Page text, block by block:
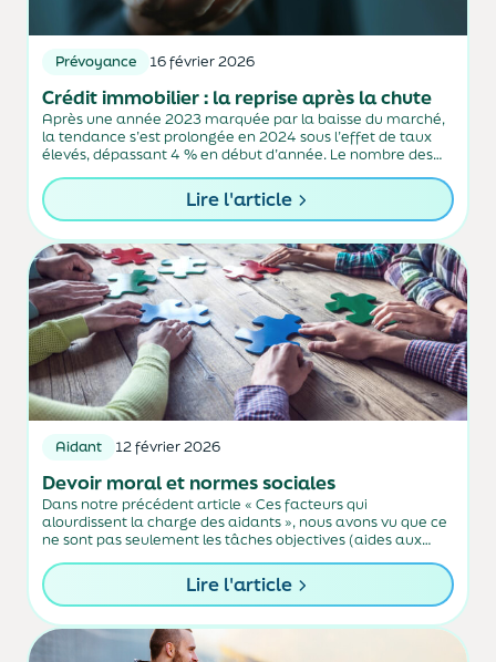
Prévoyance 16 février 2026
Crédit immobilier : la reprise après la chute
Après une année 2023 marquée par la baisse du marché,
la tendance s’est prolongée en 2024 sous l’effet de taux
élevés, dépassant 4 % en début d’année. Le nombre des
Lire l'article
Aidant 12 février 2026
Devoir moral et normes sociales
Dans notre précédent article « Ces facteurs qui
alourdissent la charge des aidants », nous avons vu que ce
ne sont pas seulement les tâches objectives (aides aux
aidants, mais...
Lire l'article